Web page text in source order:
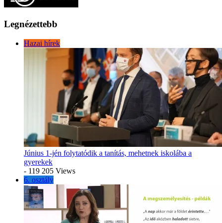
Legnézettebb
Hazai hírek
Június 1-jén folytatódik a tanítás, mehetnek iskolába a
gyerekek
- 119 205 Views
6. osztály